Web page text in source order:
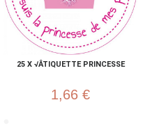
25 X √ÂTIQUETTE PRINCESSE
1,66 €